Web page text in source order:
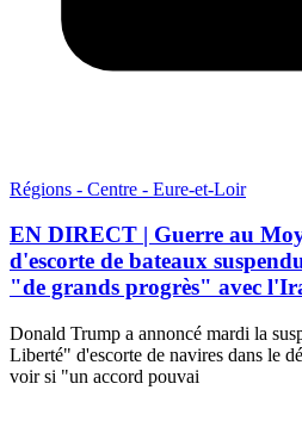
Régions - Centre - Eure-et-Loir
EN DIRECT | Guerre au
d'escorte de bateaux
"de grands progrès" avec
Donald Trump a annoncé mardi la
Liberté" d'escorte de navires dans le
voir si "un accord pouvai